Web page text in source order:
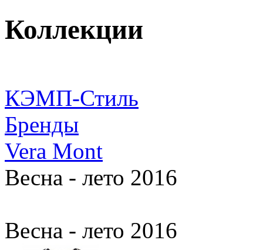
Коллекции
КЭМП-Стиль
Бренды
Vera Mont
Весна - лето 2016
Весна - лето 2016